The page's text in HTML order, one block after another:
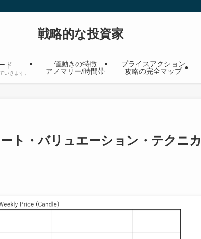
戦略的な投資家
ド
いきます。
値動きの特徴
アノマリー/時間帯
プライスアクション
攻略の完全マップ
ト・バリュエーション・テクニカ